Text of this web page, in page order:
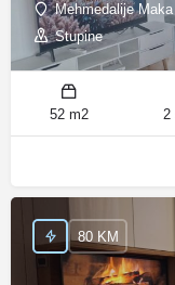
Mehmedalije
Stupine
52 m2 2
80 KM